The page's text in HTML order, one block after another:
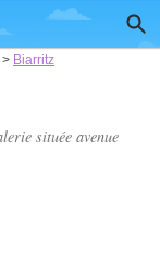
> Biarritz
située avenue